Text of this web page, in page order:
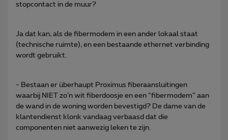
stopcontact in de muur?
Ja dat kan, als de fibermodem in een ander lokaal staat
(technische ruimte), en een bestaande ethernet verbinding
wordt gebruikt.
- Bestaan er überhaupt Proximus fiberaansluitingen
waarbij NIET zo’n wit fiberdoosje en een “fibermodem” aan
de wand in de woning worden bevestigd? De dame van de
klantendienst klonk vandaag verbaasd dat die
componenten niet aanwezig leken te zijn.